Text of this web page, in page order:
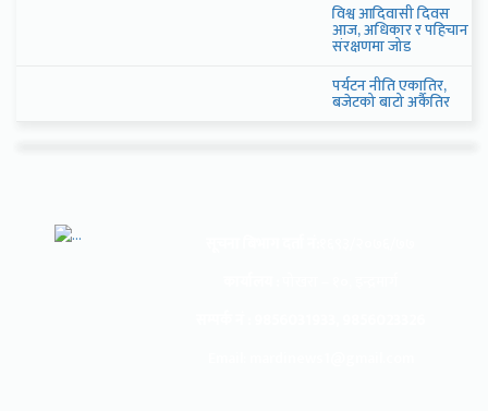
विश्व आदिवासी दिवस
आज, अधिकार र पहिचान
संरक्षणमा जोड
पर्यटन नीति एकातिर,
बजेटको बाटो अर्कैतिर